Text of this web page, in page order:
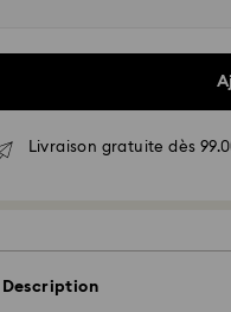
Livraison gratuite dès
Description
Les commandes passées
Délai de livraison